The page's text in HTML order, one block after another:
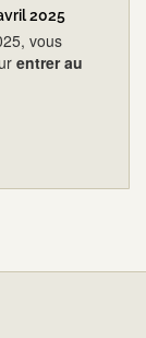
2025
vous
entrer au